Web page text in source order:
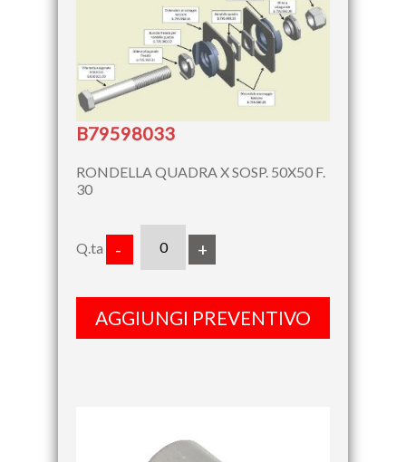
B79598033
RONDELLA QUADRA X SOSP. 50X50 F.
30
Q.ta - +
AGGIUNGI PREVENTIVO